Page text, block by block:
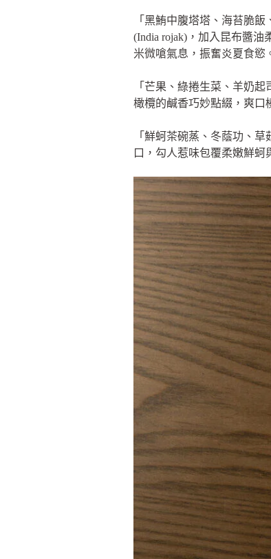
「黑鮪中腹塔塔、海苔脆
(India rojak)，加入昆布醬
米微嗆氣息，振奮炎夏食慾
「芒果、綠捲生菜、羊奶
橄欖的鹹香巧妙點綴，爽口
「鮮蚵茶碗蒸、冬蔭功、
口，勾人惹味包覆柔嫩鮮蚵